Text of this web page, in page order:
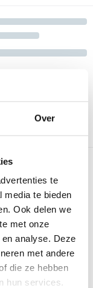
Over
te
media te bieden
Ook delen we
met onze
analyse. Deze
met andere
die ze hebben
hun services.